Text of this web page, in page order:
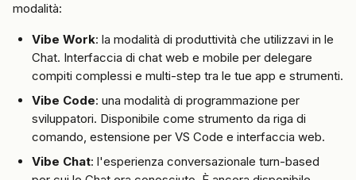
modalità:
Vibe Work: la modalità di produttività che utilizzavi in le
Chat. Interfaccia di chat web e mobile per delegare
compiti complessi e multi-step tra le tue app e strumenti.
Vibe Code: una modalità di programmazione per
sviluppatori. Disponibile come strumento da riga di
comando, estensione per VS Code e interfaccia web.
Vibe Chat: l'esperienza conversazionale turn-based